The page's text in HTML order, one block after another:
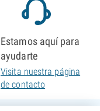
Estamos aquí para
ayudarte
Visita nuestra página
de contacto